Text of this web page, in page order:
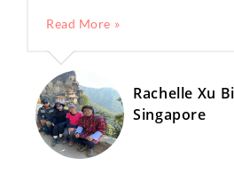
Read More »
Rachelle Xu
Singapore